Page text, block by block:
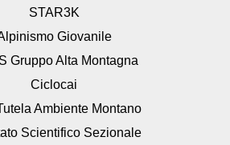
STAR3K
Giovanile
Gruppo Alta Montagna
Ciclocai
Ambiente Montano
Scientifico Sezionale